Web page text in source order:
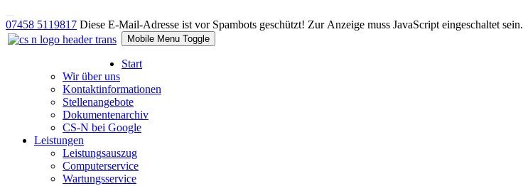
07458 5119817 Diese E-Mail-Adresse ist vor Spambots geschützt! Zur Anzeige muss JavaScript eingeschaltet sein.
Mobile Menu Toggle
Start
Wir über uns
Kontaktinformationen
Stellenangebote
Dokumentenarchiv
CS-N bei Google
Leistungen
Leistungsauszug
Computerservice
Wartungsservice